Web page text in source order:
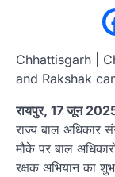
Chhattisgarh |
and Rakshak
रायपुर, 17 जून
राज्य बाल अधिकार
मौके पर बाल
रक्षक अभियान का